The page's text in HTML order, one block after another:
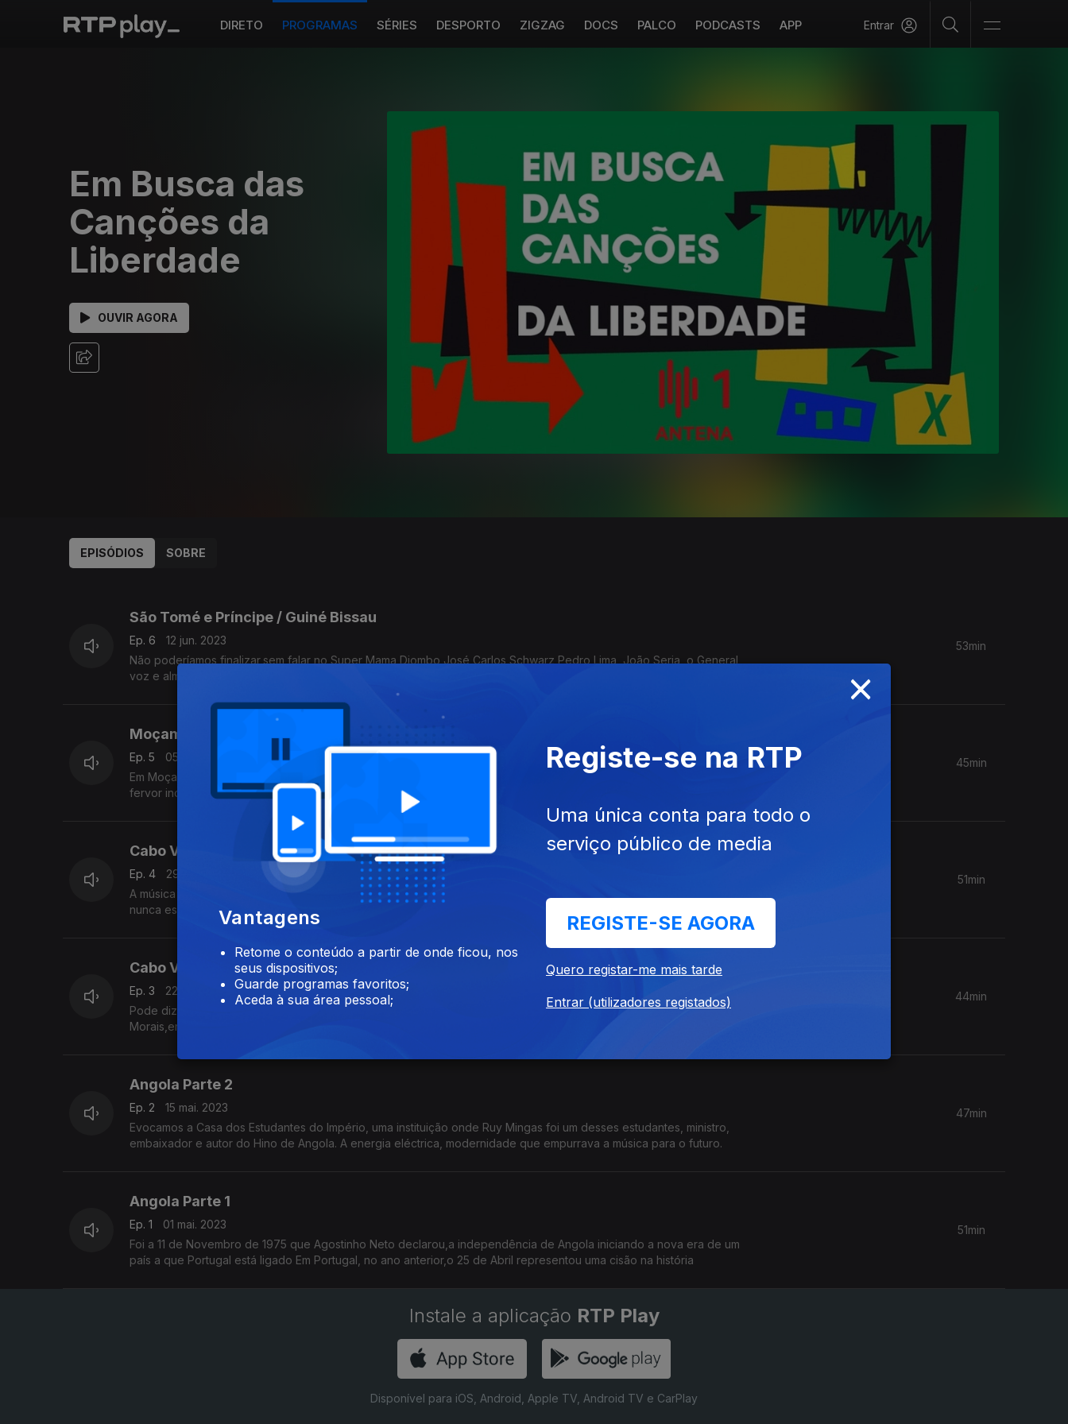
DIRETO PROGRAMAS SÉRIES DESPORTO ZIGZAG DOCS PALCO PODCASTS APP Entrar
Em Busca das
Canções da
Liberdade
OUVIR AGORA
EPISÓDIOS SOBRE
São Tomé e Príncipe / Guiné Bissau
Ep. 6
12 jun. 2023
Não poderíamos finalizar,sem falar no Super Mama Djombo,José Carlos Schwarz,Pedro Lima, João Seria, o General,
voz e alma do mítico África Negra, música que a África Lusófona produziu quando a liberdade era ainda miragem
53min
Moçambique
Ep. 5
05 jun. 2023
Em Moçambique,eram então os derradeiros dias do império português, a década de 60 trouxe consigo um acentuado
fervor independentista, uma natural vontade de autodeterminação que haveria de culminar, a 25 de Junho de 1975
45min
Cabo Verde Parte 2
Ep. 4
29 mai. 2023
A música de Cabo Verde é rica,mas foi preciso cimentar ostentar uma identidade,orgulho e lutar pela liberdade sem
nunca esquecer as raízes;o funaná, o batuque e a morna que é património imaterial reconhecido pela Unesco
51min
Cabo Verde Parte 1
Ep. 3
22 mai. 2023
Pode dizer-se que todas as vozes que cantaram Cabo Verde lhe carregam parte da alma -Cesária Évora,Bana,Luís
Morais,entre outros.Ficamo-nos por aqui nesta terceira etapa destes caminhos em busca das canções da liberdade.
44min
Angola Parte 2
Ep. 2
15 mai. 2023
Evocamos a Casa dos Estudantes do Império, uma instituição onde Ruy Mingas foi um desses estudantes, ministro,
embaixador e autor do Hino de Angola. A energia eléctrica, modernidade que empurrava a música para o futuro.
47min
Angola Parte 1
Ep. 1
01 mai. 2023
Foi a 11 de Novembro de 1975 que Agostinho Neto declarou,a independência de Angola iniciando a nova era de um
país a que Portugal está ligado Em Portugal, no ano anterior,o 25 de Abril representou uma cisão na história
51min
Instale a aplicação RTP Play
Disponível para iOS, Android, Apple TV, Android TV e CarPlay
×
Vantagens
Retome o conteúdo a partir de onde ficou, nos
seus dispositivos;
Guarde programas favoritos;
Aceda à sua área pessoal;
Registe-se na RTP
Uma única conta para todo o
serviço público de media
REGISTE-SE AGORA
Quero registar-me mais tarde
Entrar (utilizadores registados)